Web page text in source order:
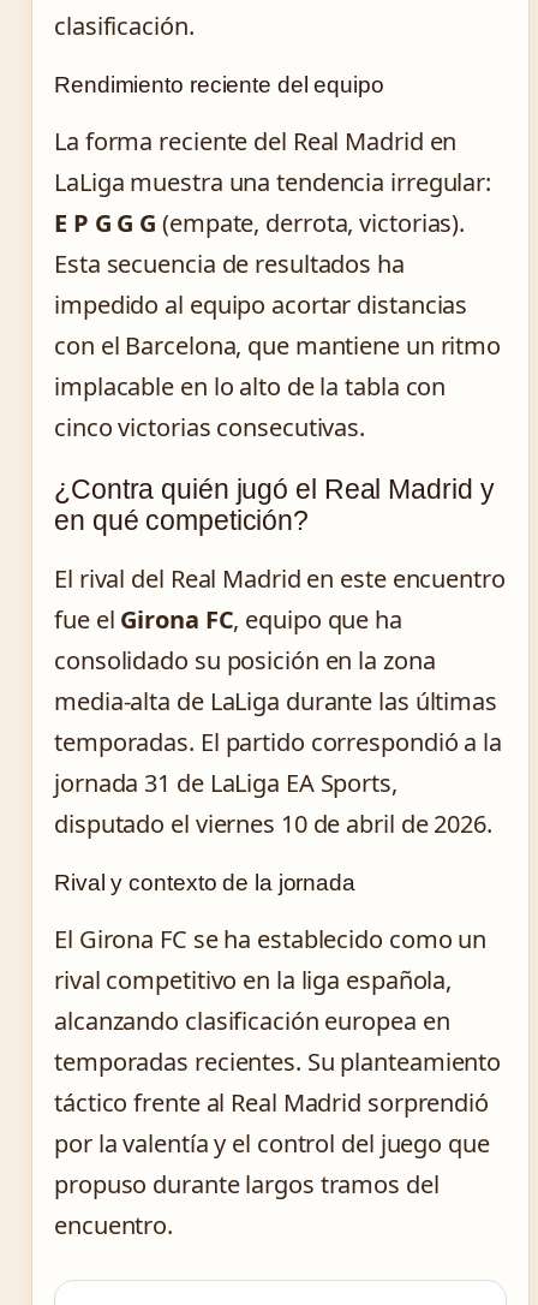
clasificación.
Rendimiento reciente del equipo
La forma reciente del Real Madrid en
LaLiga muestra una tendencia irregular:
E P G G G (empate, derrota, victorias).
Esta secuencia de resultados ha
impedido al equipo acortar distancias
con el Barcelona, que mantiene un ritmo
implacable en lo alto de la tabla con
cinco victorias consecutivas.
¿Contra quién jugó el Real Madrid y
en qué competición?
El rival del Real Madrid en este encuentro
fue el Girona FC, equipo que ha
consolidado su posición en la zona
media-alta de LaLiga durante las últimas
temporadas. El partido correspondió a la
jornada 31 de LaLiga EA Sports,
disputado el viernes 10 de abril de 2026.
Rival y contexto de la jornada
El Girona FC se ha establecido como un
rival competitivo en la liga española,
alcanzando clasificación europea en
temporadas recientes. Su planteamiento
táctico frente al Real Madrid sorprendió
por la valentía y el control del juego que
propuso durante largos tramos del
encuentro.